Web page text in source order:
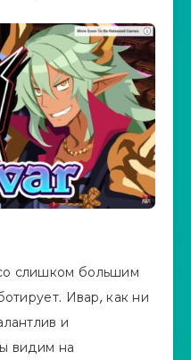
слишком большим
Ивар, как ни
и
видим на